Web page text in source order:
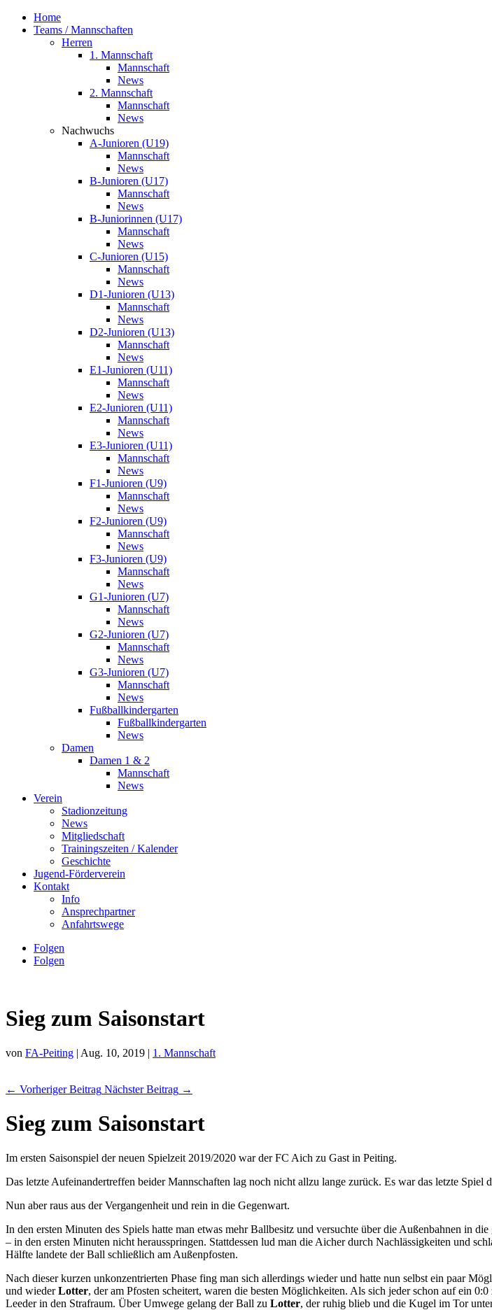
Home
Teams / Mannschaften
Herren
1. Mannschaft
Mannschaft
News
2. Mannschaft
Mannschaft
News
Nachwuchs
A-Junioren (U19)
Mannschaft
News
B-Junioren (U17)
Mannschaft
News
B-Juniorinnen (U17)
Mannschaft
News
C-Junioren (U15)
Mannschaft
News
D1-Junioren (U13)
Mannschaft
News
D2-Junioren (U13)
Mannschaft
News
E1-Junioren (U11)
Mannschaft
News
E2-Junioren (U11)
Mannschaft
News
E3-Junioren (U11)
Mannschaft
News
F1-Junioren (U9)
Mannschaft
News
F2-Junioren (U9)
Mannschaft
News
F3-Junioren (U9)
Mannschaft
News
G1-Junioren (U7)
Mannschaft
News
G2-Junioren (U7)
Mannschaft
News
G3-Junioren (U7)
Mannschaft
News
Fußballkindergarten
Fußballkindergarten
News
Damen
Damen 1 & 2
Mannschaft
News
Verein
Stadionzeitung
News
Mitgliedschaft
Trainingszeiten / Kalender
Geschichte
Jugend-Förderverein
Kontakt
Info
Ansprechpartner
Anfahrtswege
Folgen
Folgen
Sieg zum Saisonstart
von FA-Peiting | Aug. 10, 2019 | 1. Mannschaft
← Vorheriger Beitrag Nächster Beitrag →
Sieg zum Saisonstart
Im ersten Saisonspiel der neuen Spielzeit 2019/2020 war der FC Aich zu Gast in Peiting.
Das letzte Aufeinandertreffen beider Mannschaften lag noch nicht allzu lange zurück. Es war das letzte Spiel
Nun aber raus aus der Vergangenheit und rein in die Gegenwart.
In den ersten Minuten des Spiels hatte man etwas mehr Ballbesitz und versuchte über die Außenbahnen in
– in den ersten Minuten nicht herausspringen. Stattdessen lud man die Aicher durch Nachlässigkeiten und
Hälfte landete der Ball schließlich am Außenpfosten.
Nach dieser kurzen unkonzentrierten Phase fing man sich allerdings wieder und hatte nun selbst ein paar
und wiederLotter, der am Pfosten scheitert, waren die besten Möglichkeiten. Als sich jeder schon auf ein
Leeder in den Strafraum. Über Umwege gelang der Ball zu Lotter, der ruhig blieb und die Kugel im Tor